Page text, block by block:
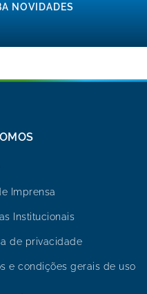
NOVIDADES
Imprensa
Institucionais
de privacidade
e condições gerais de uso